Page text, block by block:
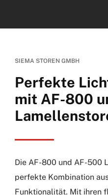
SIEMA STOREN GMBH
Perfekte
mit AF-800
Die AF-800 und AF-500
perfekte Kombination
Funktionalität. Mit ihren